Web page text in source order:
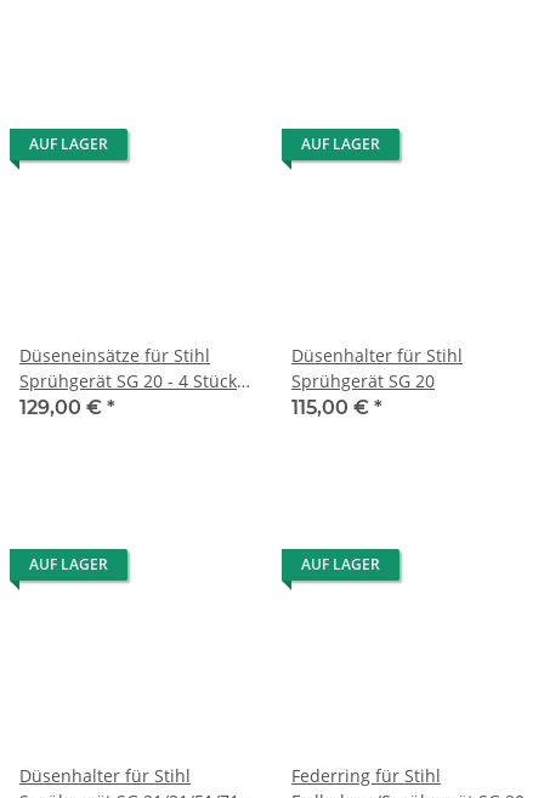
AUF LAGER
Düseneinsätze für Stihl
Sprühgerät SG 20 - 4 Stück -
NL
129,00 € *
AUF LAGER
Düsenhalter für Stihl
Sprühgerät SG 20
115,00 € *
AUF LAGER
Düsenhalter für Stihl
AUF LAGER
Federring für Stihl